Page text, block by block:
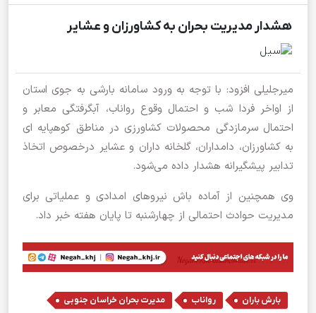
هشدار مدیریت بحران به کشاورزان و عشایر
میرجلیلی افزود: با توجه به ورود سامانه بارشی به جوی استان
از اواخر فردا شب و احتمال وقوع رواناب، آبگرفتگی معابر و
احتمال سرمازدگی محصولات کشاورزی در مناطق کوهپایه ای
به کشاورزان، دامداران، گلخانه داران و عشایر درخصوص اتخاذ
تدابیر پیشگیرانه هشدار داده می‌شود.
وی همچنین از آماده باش نیرو‌های امدادی و عملیاتی برای
مدیریت حوادث احتمالی از چهارشنبه تا پایان هفته خبر داد.
بارش باران , رواناب , مدیرت بحران خراسان جنوبی